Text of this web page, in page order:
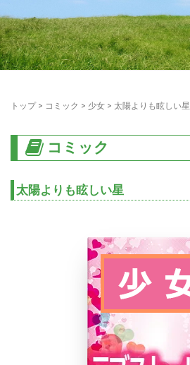
トップ> コミック > 少女 > 太陽よりも眩しい星
コミック
太陽よりも眩しい星